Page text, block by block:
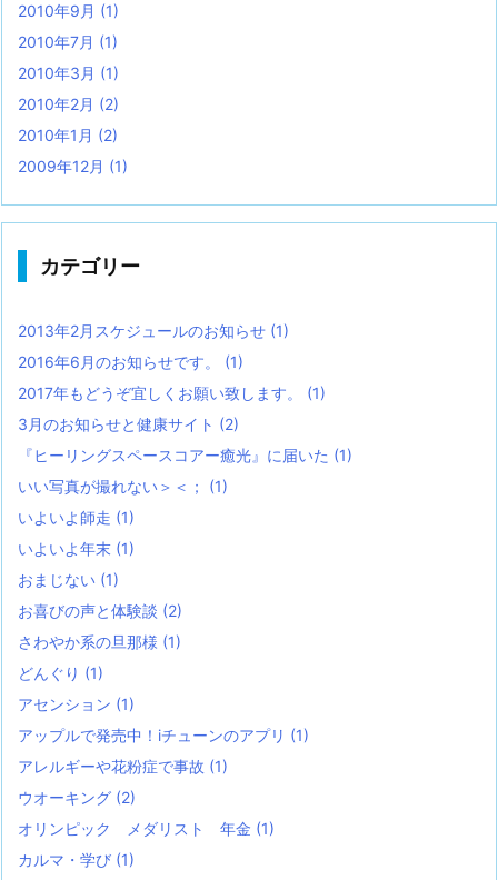
2010年9月 (1)
2010年7月 (1)
2010年3月 (1)
2010年2月 (2)
2010年1月 (2)
2009年12月 (1)
カテゴリー
2013年2月スケジュールのお知らせ (1)
2016年6月のお知らせです。 (1)
2017年もどうぞ宜しくお願い致します。 (1)
3月のお知らせと健康サイト (2)
『ヒーリングスペースコアー癒光』に届いた (1)
いい写真が撮れない＞＜； (1)
いよいよ師走 (1)
いよいよ年末 (1)
おまじない (1)
お喜びの声と体験談 (2)
さわやか系の旦那様 (1)
どんぐり (1)
アセンション (1)
アップルで発売中！iチューンのアプリ (1)
アレルギーや花粉症で事故 (1)
ウオーキング (2)
オリンピック メダリスト 年金 (1)
カルマ・学び (1)